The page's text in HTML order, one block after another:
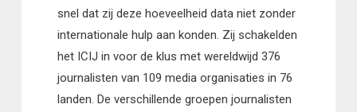
snel dat zij deze hoeveelheid data niet zonder
internationale hulp aan konden. Zij schakelden
het ICIJ in voor de klus met wereldwijd 376
journalisten van 109 media organisaties in 76
landen. De verschillende groepen journalisten